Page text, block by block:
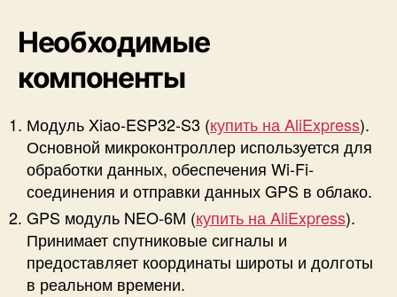
Необходимые
компоненты
Модуль Xiao-ESP32-S3 (купить на AliExpress).
Основной микроконтроллер используется для
обработки данных, обеспечения Wi-Fi-
соединения и отправки данных GPS в облако.
GPS модуль NEO-6M (купить на AliExpress).
Принимает спутниковые сигналы и
предоставляет координаты широты и долготы
в реальном времени.